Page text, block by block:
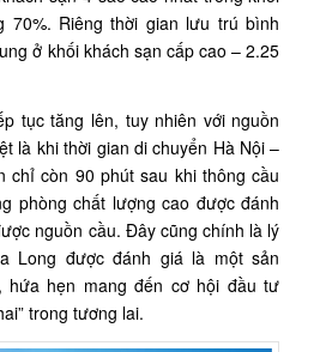
70%. Riêng thời gian lưu trú bình
ở khối khách sạn cấp cao – 2.25
tục tăng lên, tuy nhiên với nguồn
là khi thời gian di chuyển Hà Nội –
chỉ còn 90 phút sau khi thông cầu
phòng chất lượng cao được đánh
nguồn cầu. Đây cũng chính là lý
Long được đánh giá là một sản
hứa hẹn mang đến cơ hội đầu tư
trong tương lai.